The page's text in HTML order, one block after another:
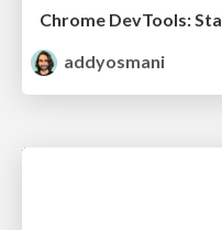
addyosmani